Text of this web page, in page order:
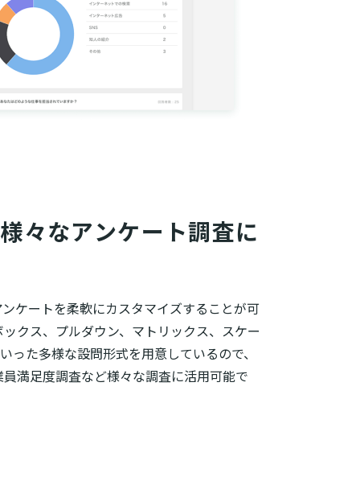
々なアンケート調査に
ケートを柔軟にカスタマイズすることが可
クス、プルダウン、マトリックス、スケー
った多様な設問形式を用意しているので、
満足度調査など様々な調査に活用可能で